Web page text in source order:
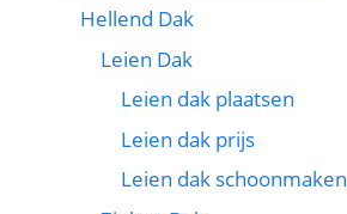
Hellend Dak
Leien Dak
Leien dak plaatsen
Leien dak prijs
Leien dak schoonmaken